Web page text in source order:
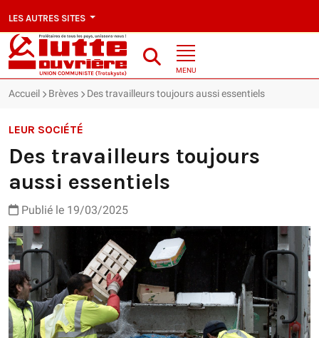
LES AUTRES SITES
MENU
Accueil Brèves Des travailleurs toujours aussi essentiels
LEUR SOCIÉTÉ
Des travailleurs toujours
aussi essentiels
Publié le 19/03/2025